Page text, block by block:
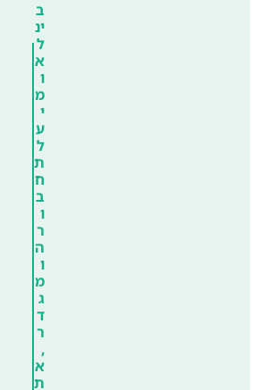
ב
ינ
ל
א
ו
מ
י
ע
ל
ת
ח
ב
ו
ר
ה
ו
מ
ג
ד
ר
,
א
ת